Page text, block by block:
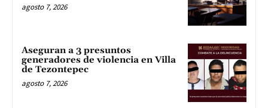
agosto 7, 2026
Aseguran a 3 presuntos
generadores de violencia en Villa
de Tezontepec
agosto 7, 2026